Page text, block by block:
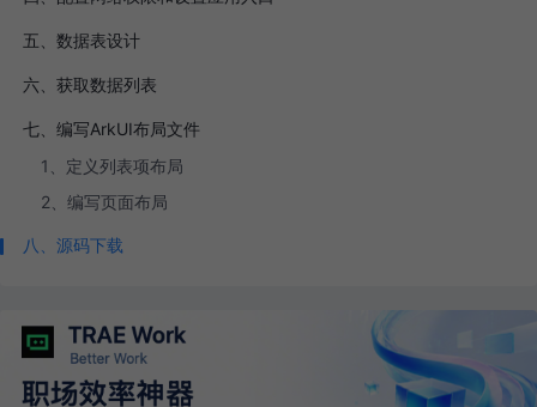
五、数据表设计
六、获取数据列表
七、编写ArkUI布局文件
1、定义列表项布局
2、编写页面布局
八、源码下载